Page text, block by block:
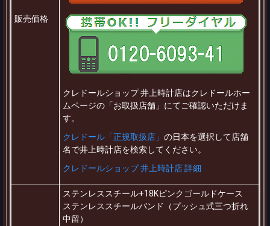
販売価格
クレドールショップ 井上時計店はクレドールホー
ムページの「お取扱店舗」にてご確認いただけま
す。
クレドール「正規取扱店」 の日本を選択して店舗
名で井上時計店を検索してください。
クレドールショップ 井上時計店 詳細
ステンレススチール+18Kピンクゴールドケース
ステンレススチールバンド（プッシュ式三つ折れ
中留）